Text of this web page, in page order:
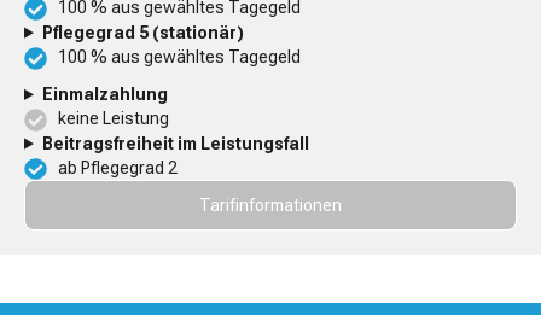
100 % aus gewähltes Tagegeld
Pflegegrad 5 (stationär)
100 % aus gewähltes Tagegeld
Einmalzahlung
keine Leistung
Beitragsfreiheit im Leistungsfall
ab Pflegegrad 2
Tarifinformationen